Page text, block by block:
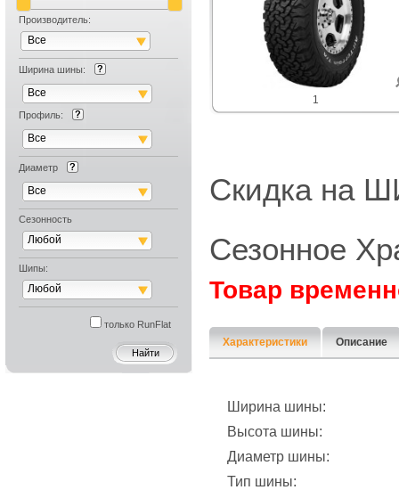
Производитель:
Все
Ширина шины:
Все
Профиль:
Все
Диаметр
Все
Сезонность
Любой
Шипы:
Любой
только RunFlat
1
Скидка на
Сезонное
Товар
Характеристики Описание
Ширина шины:
Высота шины:
Диаметр шины:
Тип шины: